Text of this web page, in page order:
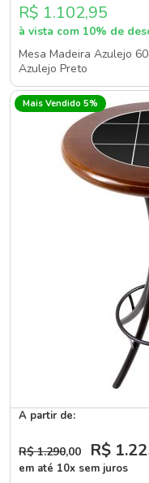
R$ 1.102,95
à vista com 10% de
Mesa Madeira Azulejo
Azulejo Preto
Mais Vendido 5%
A partir de:
R$ 1.290,00 R$
em até 10x sem juros